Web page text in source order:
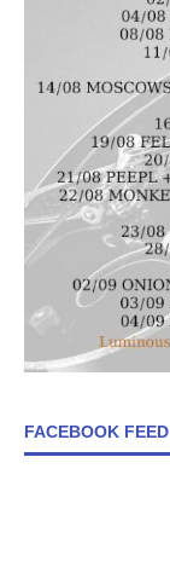
FACEBOOK FEED